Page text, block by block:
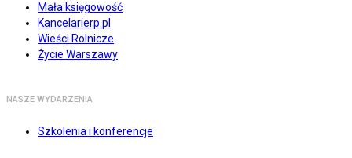
Mała księgowość
Kancelarierp.pl
Wieści Rolnicze
Życie Warszawy
NASZE WYDARZENIA
Szkolenia i konferencje